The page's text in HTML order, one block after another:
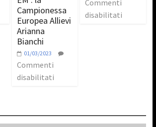
Campionessa
Europea Allievi
Arianna
Bianchi
01/03/2023
Commenti
disabilitati
Commenti
disabilitati